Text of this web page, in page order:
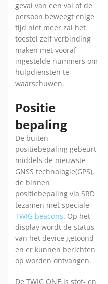
geval van een val of de
persoon beweegt enige
tijd niet meer zal het
toestel zelf verbinding
maken met vooraf
ingestelde nummers om
hulpdiensten te
waarschuwen.
Positie
bepaling
De buiten
positiebepaling gebeurt
middels de nieuwste
GNSS technologie(GPS),
de binnen
positiebepaling via SRD
tezamen met speciale
TWIG beacons. Op het
display wordt de status
van het device getoond
en er kunnen berichten
op worden ontvangen.
De TWIG ONE is stof- en